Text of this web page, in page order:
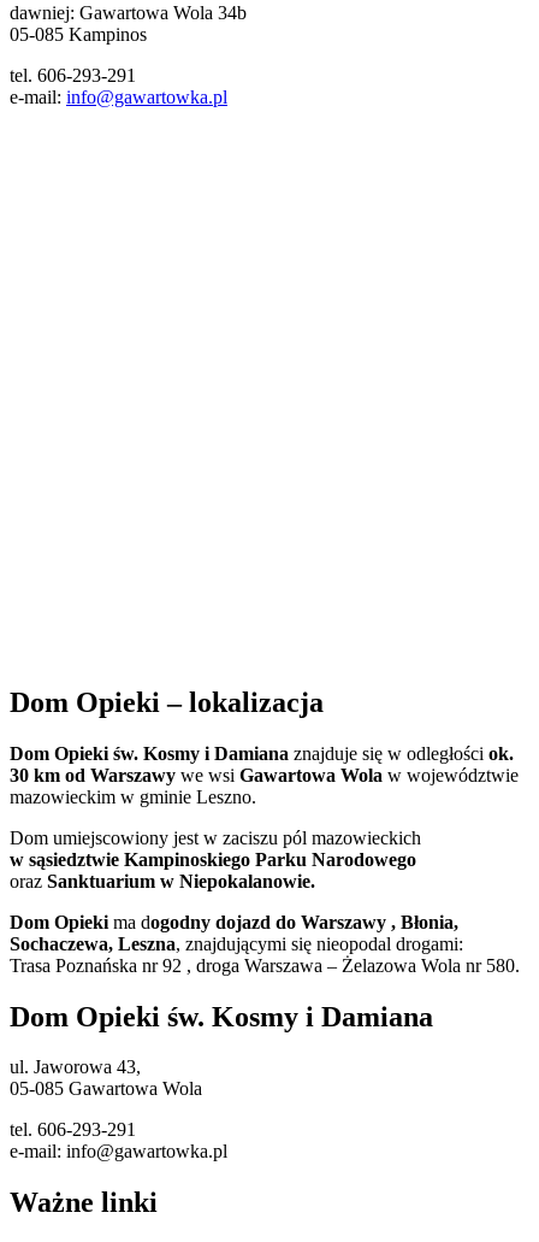
dawniej: Gawartowa Wola 34b
05-085 Kampinos
tel. 606-293-291
e-mail: info@gawartowka.pl
Dom Opieki – lokalizacja
Dom Opieki św. Kosmy i Damiana znajduje się w odległości ok.
30 km od Warszawy we wsi Gawartowa Wola w województwie
mazowieckim w gminie Leszno.
Dom umiejscowiony jest w zaciszu pól mazowieckich
w sąsiedztwie Kampinoskiego Parku Narodowego
oraz Sanktuarium w Niepokalanowie.
Dom Opieki ma dogodny dojazd do Warszawy , Błonia,
Sochaczewa, Leszna, znajdującymi się nieopodal drogami:
Trasa Poznańska nr 92 , droga Warszawa – Żelazowa Wola nr 580.
Dom Opieki św. Kosmy i Damiana
ul. Jaworowa 43,
05-085 Gawartowa Wola
tel. 606-293-291
e-mail: info@gawartowka.pl
Ważne linki